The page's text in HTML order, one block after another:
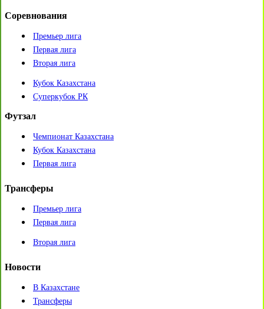
Соревнования
Премьер лига
Первая лига
Вторая лига
Кубок Казахстана
Суперкубок РК
Футзал
Чемпионат Казахстана
Кубок Казахстана
Первая лига
Трансферы
Премьер лига
Первая лига
Вторая лига
Новости
В Казахстане
Трансферы